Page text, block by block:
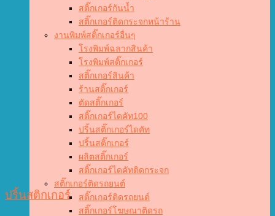
สติ๊กเกอร์กันน้ำ
สติ๊กเกอร์ติดกระจกหน้าร้าน
งานพิมพ์สติ๊กเกอร์อื่นๆ
โรงพิมพ์ฉลากสินค้า
โรงพิมพ์สติ๊กเกอร์
สติ๊กเกอร์สินค้า
ร้านสติ๊กเกอร์
ตัดสติ๊กเกอร์
สติ๊กเกอร์ไดคัท100
ปริ้นสติ๊กเกอร์ไดคัท
ปริ้นสติ๊กเกอร์
ผลิตสติ๊กเกอร์
สติ๊กเกอร์ไดคัทติดกระจก
สติ๊กเกอร์ติดรถยนต์
สติ๊กเกอร์ติดรถยนต์
สติ๊กเกอร์โฆษณาติดรถ
ปริ้นสติกเกอร์